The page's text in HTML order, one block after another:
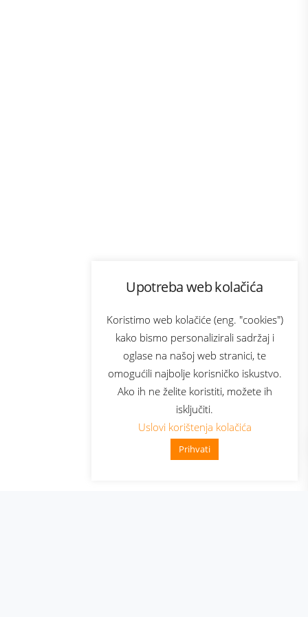
Upotreba web kolačića
Koristimo web kolačiće (eng. "cookies")
kako bismo personalizirali sadržaj i
oglase na našoj web stranici, te
omogućili najbolje korisničko iskustvo.
Ako ih ne želite koristiti, možete ih
isključiti.
Uslovi korištenja kolačića
Prihvati
👋 Zdravo, kako mogu pomoći
Bonus plus
Prijava za newsletter